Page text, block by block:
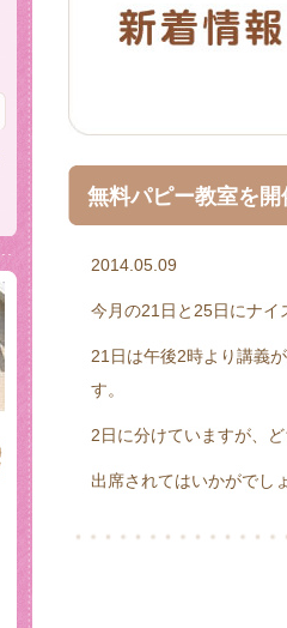
無料パピー教室を開
2014.05.09
今月の21日と25日にナイ
21日は午後2時より講義
す。
2日に分けていますが、
出席されてはいかがでし